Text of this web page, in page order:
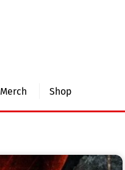
Merch Shop